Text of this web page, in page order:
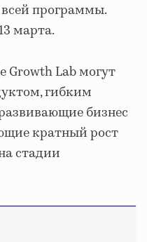
программы.
марта.
Growth Lab могут
гибким
бизнес
кратный рост
стадии